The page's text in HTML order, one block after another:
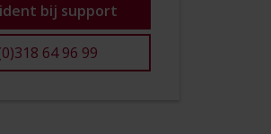
bij support
64 96 99